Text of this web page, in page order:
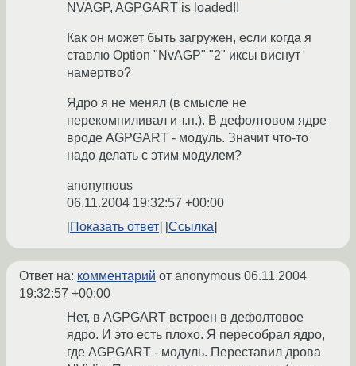
NVAGP, AGPGART is loaded!!
Как он может быть загружен, если когда я
ставлю Option "NvAGP" "2" иксы виснут
намертво?
Ядро я не менял (в смысле не
перекомпиливал и т.п.). В дефолтовом ядре
вроде AGPGART - модуль. Значит что-то
надо делать с этим модулем?
anonymous
06.11.2004 19:32:57 +00:00
Показать ответ
Ссылка
Ответ на: комментарий от anonymous 06.11.2004
19:32:57 +00:00
Нет, в AGPGART встроен в дефолтовое
ядро. И это есть плохо. Я пересобрал ядро,
где AGPGART - модуль. Переставил дрова